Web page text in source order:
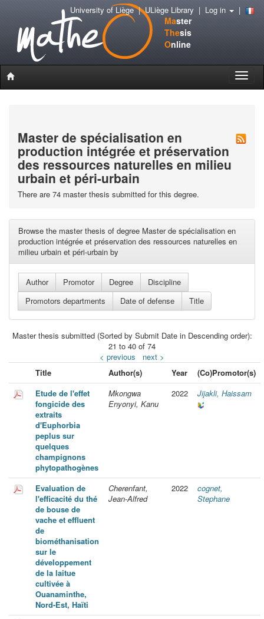
Master
Thesis
Online
Toggle
University of Liège|ULiège Library | Log in |
Master de spécialisation en
production intégrée et préservation
des ressources naturelles en milieu
urbain et péri-urbain
There are 74 master thesis submitted for this degree.
Browse the master thesis of degree Master de spécialisation en
production intégrée et préservation des ressources naturelles en
milieu urbain et péri-urbain by
Master thesis submitted (Sorted by Submit Date in Descending order):
21 to 40 of 74
< previous
next >
Title
Author(s) Year
(Co)Promotor(s)
Etude de l'effet
fongicide des
extraits
d'Euphorbia
peplus sur
quelques
champignons
phytopathogènes
Mkongwa
Enyonyi, Kanu
2022 Jijakli, Haissam
Evaluation de
l'efficacité du thé
de bouse de
vache et effluent
de
biométhanisation
sur le
développement
de la laitue
cultivée à
Ouanaminthe,
Nord-Est, Haïti
Cherenfant,
Jean-Alfred
2022
cognet,
Stephane